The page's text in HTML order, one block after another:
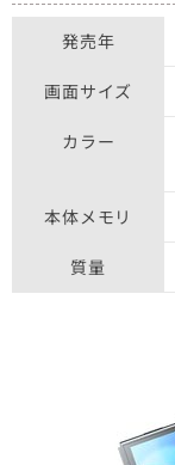
発売年
画面サイズ
カラー
本体メモリ
質量